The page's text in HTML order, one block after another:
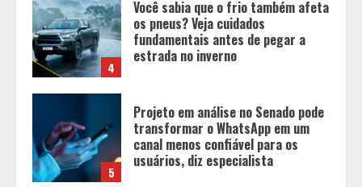
5
Projeto em análise no Senado pode
transformar o WhatsApp em um
canal menos confiável para os
usuários, diz especialista
1
Entrada na escolinha não significa
o fim da amamentação: 6 dicas
para manter o aleitamento nessa
fase